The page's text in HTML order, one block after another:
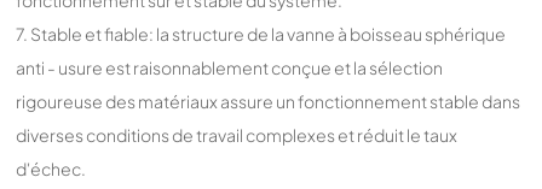
7. Stable et fiable: la structure de la vanne à boisseau sphérique
anti - usure est raisonnablement conçue et la sélection
rigoureuse des matériaux assure un fonctionnement stable dans
diverses conditions de travail complexes et réduit le taux
d'échec.